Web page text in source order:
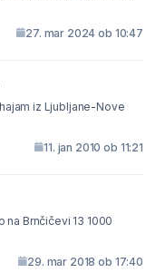
27. mar 2024 ob 10:47
11. jan 2010 ob 11:21
29. mar 2018 ob 17:40